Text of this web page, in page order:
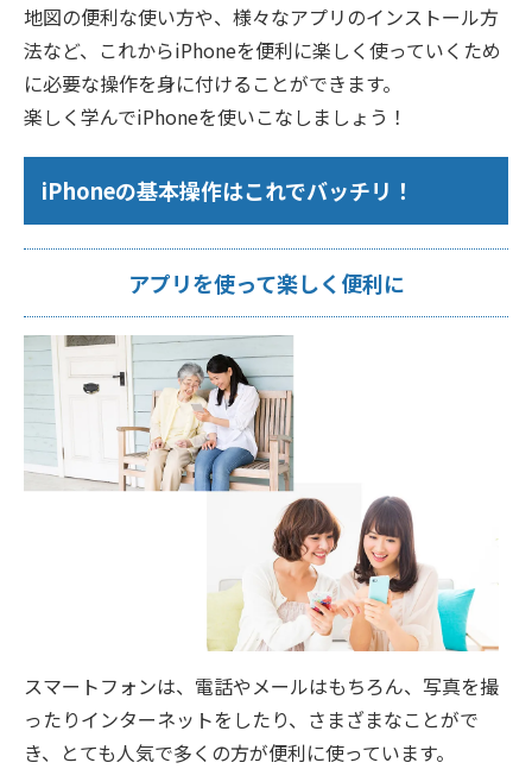
地図の便利な使い方や、様々なアプリのインストール方
法など、これからiPhoneを便利に楽しく使っていくため
に必要な操作を身に付けることができます。
楽しく学んでiPhoneを使いこなしましょう！
iPhoneの基本操作はこれでバッチリ！
アプリを使って楽しく便利に
スマートフォンは、電話やメールはもちろん、写真を撮
ったりインターネットをしたり、さまざまなことがで
き、とても人気で多くの方が便利に使っています。